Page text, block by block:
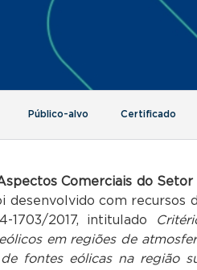
Público-alvo Certificado
Comerciais do
desenvolvido com recursos
1703/2017, intitulado
em regiões de
de fontes eólicas na região